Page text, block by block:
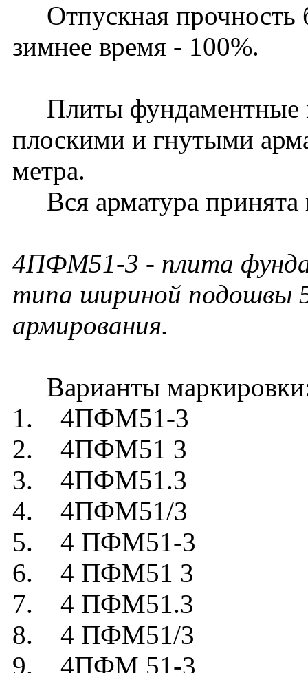
Отпускная прочность
зимнее время - 100%.
Плиты фундаментные
плоскими и гнутыми
метра.
Вся арматура
4ПФМ51-3 - плита
типа шириной подошвы
армирования.
Варианты
1. 4ПФМ51-3
2. 4ПФМ51 3
3. 4ПФМ51.3
4. 4ПФМ51/3
5. 4 ПФМ51-3
6. 4 ПФМ51 3
7. 4 ПФМ51.3
8. 4 ПФМ51/3
9. 4ПФМ 51-3